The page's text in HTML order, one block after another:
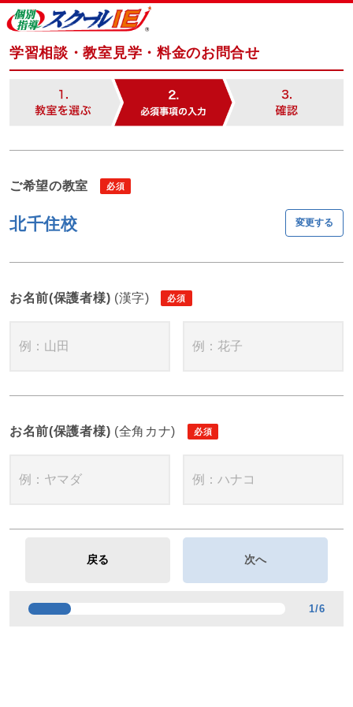
学習相談・教室見学・料金のお問合せ
ご希望の教室
北千住校 変更する
お名前(保護者様) (漢字)
お名前(保護者様) (全角カナ)
1/6